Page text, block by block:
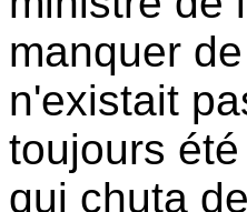
manquer
n'existait
toujours
qui chuta